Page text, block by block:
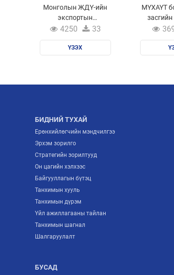
Монголын ЖДҮ-ийн
экспортын
санхүүжилт /
тахлын нөлөөллийг
4250 33
ҮЗЭХ
МҮХАҮТ
засгийн
зохион
БИДНИЙ ТУХАЙ
Ерөнхийлөгчийн мэндчилгээ
Эрхэм зорилго
Стратегийн зорилтууд
Он цагийн хэлхээс
Байгууллагын бүтэц
Танхимын хууль
Танхимын дүрэм
Үйл ажиллагааны тайлан
Танхимын шагнал
Шалгаруулалт
БУСАД